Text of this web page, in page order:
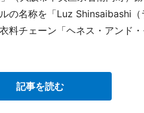
の名称を「Luz Shinsaibashi
料チェーン「ヘネス・アンド・
記事を読む